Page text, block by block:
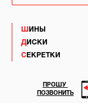
ШИНЫ
ДИСКИ
СЕКРЕТКИ
ПРОШУ
ПОЗВОНИТЬ